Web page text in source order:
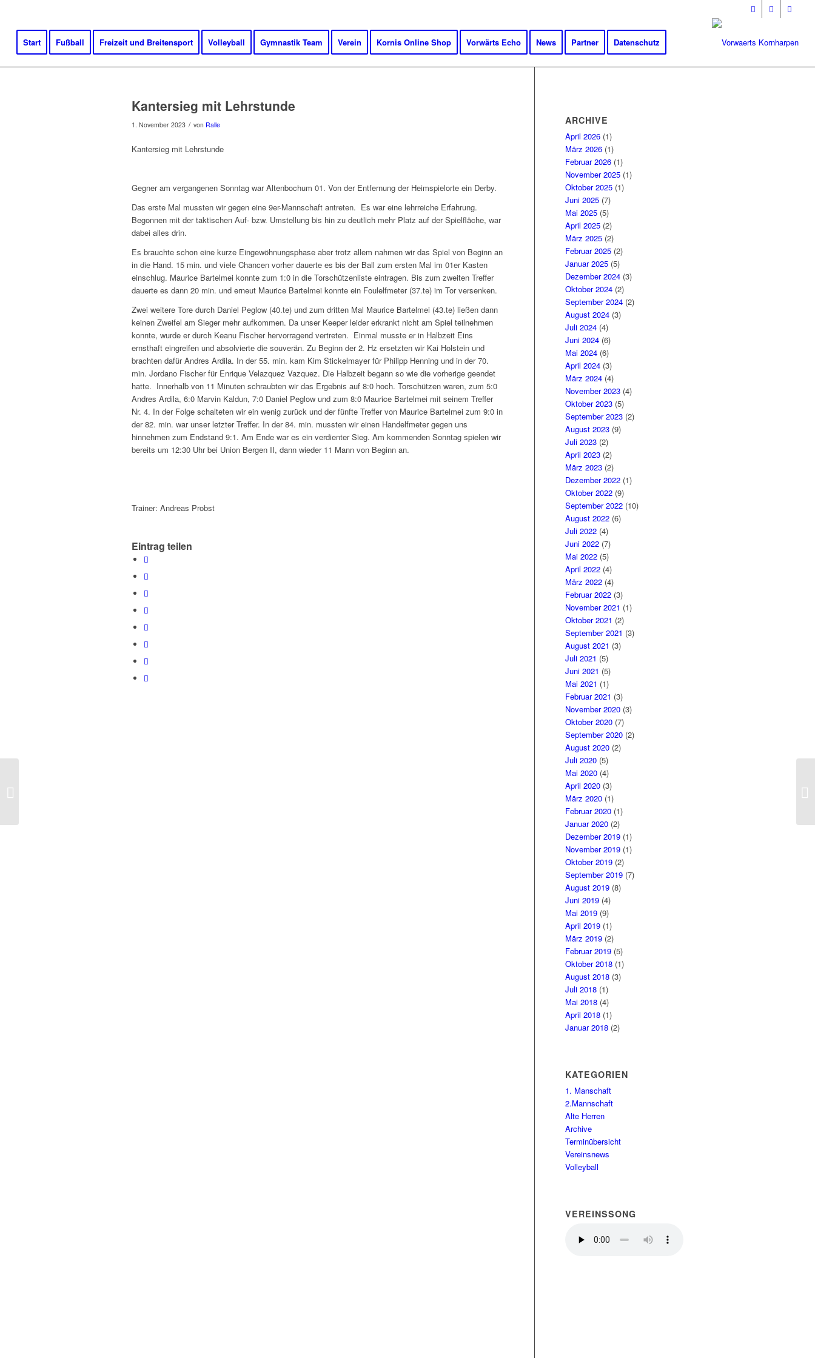
Start Fußball Freizeit und Breitensport Volleyball Gymnastik Team Verein Kornis Online Shop Vorwärts Echo News Partner Datenschutz
Kantersieg mit Lehrstunde
1. November 2023 / von Ralle
Kantersieg mit Lehrstunde
Gegner am vergangenen Sonntag war Altenbochum 01. Von der Entfernung der Heimspielorte ein Derby.
Das erste Mal mussten wir gegen eine 9er-Mannschaft antreten. Es war eine lehrreiche Erfahrung.
Begonnen mit der taktischen Auf- bzw. Umstellung bis hin zu deutlich mehr Platz auf der Spielfläche, war
dabei alles drin.
Es brauchte schon eine kurze Eingewöhnungsphase aber trotz allem nahmen wir das Spiel von Beginn an
in die Hand. 15 min. und viele Chancen vorher dauerte es bis der Ball zum ersten Mal im 01er Kasten
einschlug. Maurice Bartelmei konnte zum 1:0 in die Torschützenliste eintragen. Bis zum zweiten Treffer
dauerte es dann 20 min. und erneut Maurice Bartelmei konnte ein Foulelfmeter (37.te) im Tor versenken.
Zwei weitere Tore durch Daniel Peglow (40.te) und zum dritten Mal Maurice Bartelmei (43.te) ließen dann
keinen Zweifel am Sieger mehr aufkommen. Da unser Keeper leider erkrankt nicht am Spiel teilnehmen
konnte, wurde er durch Keanu Fischer hervorragend vertreten. Einmal musste er in Halbzeit Eins
ernsthaft eingreifen und absolvierte die souverän. Zu Beginn der 2. Hz ersetzten wir Kai Holstein und
brachten dafür Andres Ardila. In der 55. min. kam Kim Stickelmayer für Philipp Henning und in der 70.
min. Jordano Fischer für Enrique Velazquez Vazquez. Die Halbzeit begann so wie die vorherige geendet
hatte. Innerhalb von 11 Minuten schraubten wir das Ergebnis auf 8:0 hoch. Torschützen waren, zum 5:0
Andres Ardila, 6:0 Marvin Kaldun, 7:0 Daniel Peglow und zum 8:0 Maurice Bartelmei mit seinem Treffer
Nr. 4. In der Folge schalteten wir ein wenig zurück und der fünfte Treffer von Maurice Bartelmei zum 9:0 in
der 82. min. war unser letzter Treffer. In der 84. min. mussten wir einen Handelfmeter gegen uns
hinnehmen zum Endstand 9:1. Am Ende war es ein verdienter Sieg. Am kommenden Sonntag spielen wir
bereits um 12:30 Uhr bei Union Bergen II, dann wieder 11 Mann von Beginn an.
Trainer: Andreas Probst
Eintrag teilen
ARCHIVE
April 2026 (1)
März 2026 (1)
Februar 2026 (1)
November 2025 (1)
Oktober 2025 (1)
Juni 2025 (7)
Mai 2025 (5)
April 2025 (2)
März 2025 (2)
Februar 2025 (2)
Januar 2025 (5)
Dezember 2024 (3)
Oktober 2024 (2)
September 2024 (2)
August 2024 (3)
Juli 2024 (4)
Juni 2024 (6)
Mai 2024 (6)
April 2024 (3)
März 2024 (4)
November 2023 (4)
Oktober 2023 (5)
September 2023 (2)
August 2023 (9)
Juli 2023 (2)
April 2023 (2)
März 2023 (2)
Dezember 2022 (1)
Oktober 2022 (9)
September 2022 (10)
August 2022 (6)
Juli 2022 (4)
Juni 2022 (7)
Mai 2022 (5)
April 2022 (4)
März 2022 (4)
Februar 2022 (3)
November 2021 (1)
Oktober 2021 (2)
September 2021 (3)
August 2021 (3)
Juli 2021 (5)
Juni 2021 (5)
Mai 2021 (1)
Februar 2021 (3)
November 2020 (3)
Oktober 2020 (7)
September 2020 (2)
August 2020 (2)
Juli 2020 (5)
Mai 2020 (4)
April 2020 (3)
März 2020 (1)
Februar 2020 (1)
Januar 2020 (2)
Dezember 2019 (1)
November 2019 (1)
Oktober 2019 (2)
September 2019 (7)
August 2019 (8)
Juni 2019 (4)
Mai 2019 (9)
April 2019 (1)
März 2019 (2)
Februar 2019 (5)
Oktober 2018 (1)
August 2018 (3)
Juli 2018 (1)
Mai 2018 (4)
April 2018 (1)
Januar 2018 (2)
KATEGORIEN
1. Manschaft
2.Mannschaft
Alte Herren
Archive
Terminübersicht
Vereinsnews
Volleyball
VEREINSSONG